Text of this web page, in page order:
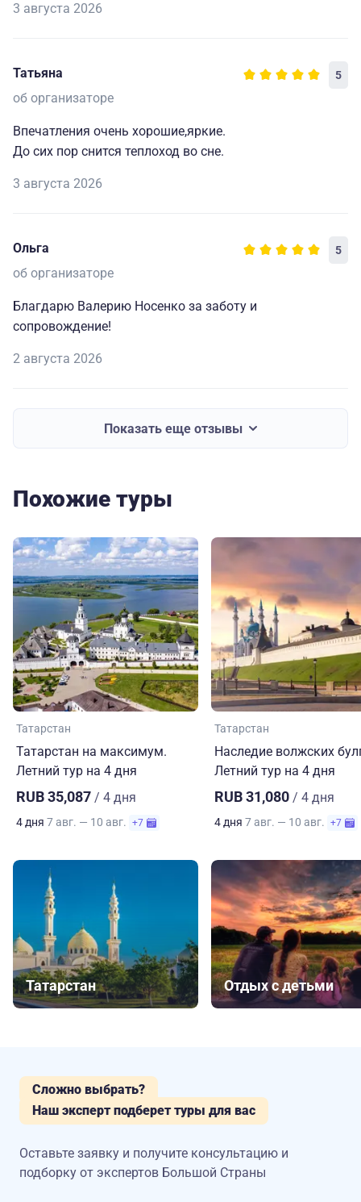
3 августа 2026
Татьяна 5
об организаторе
Впечатления очень хорошие,яркие.
До сих пор снится теплоход во сне.
3 августа 2026
Ольга 5
об организаторе
Благдарю Валерию Носенко за заботу и
сопровождение!
2 августа 2026
Показать еще отзывы
Похожие туры
Татарстан
Татарстан на максимум.
Летний тур на 4 дня
RUB 35,087 / 4 дня
4 дня 7 авг. — 10 авг. +7
Татарстан
Наследие волжских
Летний тур на 4 дня
RUB 31,080 / 4 дня
4 дня 7 авг. — 10 авг. +7
Татарстан Отдых с детьми
Сложно выбрать?
Наш эксперт подберет туры для вас
Оставьте заявку и получите консультацию и
подборку от экспертов Большой Страны